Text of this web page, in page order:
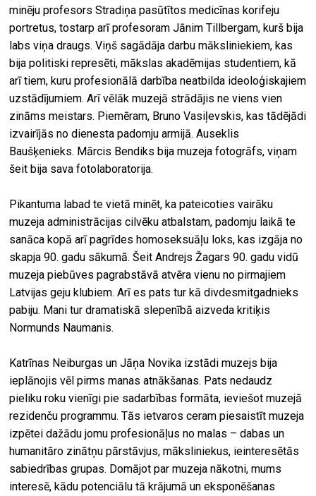
minēju profesors Stradiņa pasūtītos medicīnas korifeju
portretus, tostarp arī profesoram Jānim Tillbergam, kurš bija
labs viņa draugs. Viņš sagādāja darbu māksliniekiem, kas
bija politiski represēti, mākslas akadēmijas studentiem, kā
arī tiem, kuru profesionālā darbība neatbilda ideoloģiskajiem
uzstādījumiem. Arī vēlāk muzejā strādājis ne viens vien
zināms meistars. Piemēram, Bruno Vasiļevskis, kas tādējādi
izvairījās no dienesta padomju armijā. Auseklis
Baušķenieks. Mārcis Bendiks bija muzeja fotogrāfs, viņam
šeit bija sava fotolaboratorija.
Pikantuma labad te vietā minēt, ka pateicoties vairāku
muzeja administrācijas cilvēku atbalstam, padomju laikā te
sanāca kopā arī pagrīdes homoseksuāļu loks, kas izgāja no
skapja 90. gadu sākumā. Šeit Andrejs Žagars 90. gadu vidū
muzeja piebūves pagrabstāvā atvēra vienu no pirmajiem
Latvijas geju klubiem. Arī es pats tur kā divdesmitgadnieks
pabiju. Mani tur dramatiskā slepenībā aizveda kritiķis
Normunds Naumanis.
Katrīnas Neiburgas un Jāņa Novika izstādi muzejs bija
ieplānojis vēl pirms manas atnākšanas. Pats nedaudz
pieliku roku vienīgi pie sadarbības formāta, ieviešot muzejā
rezidenču programmu. Tās ietvaros ceram piesaistīt muzeja
izpētei dažādu jomu profesionāļus no malas – dabas un
humanitāro zinātņu pārstāvjus, māksliniekus, ieinteresētās
sabiedrības grupas. Domājot par muzeja nākotni, mums
interesē, kādu potenciālu tā krājumā un eksponēšanas